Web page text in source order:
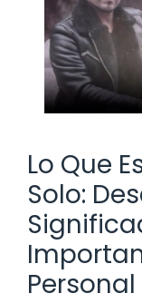
Lo Que
Solo:
Personal